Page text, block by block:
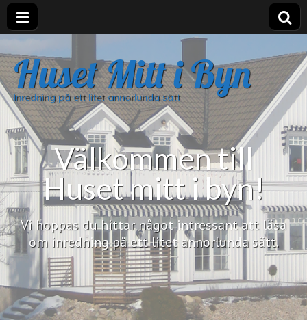
Huset Mitt i Byn
Inredning på ett litet annorlunda sätt
Välkommen till
Huset mitt i byn!
Vi hoppas du hittar något intressant att läsa
om inredning på ett litet annorlunda sätt.